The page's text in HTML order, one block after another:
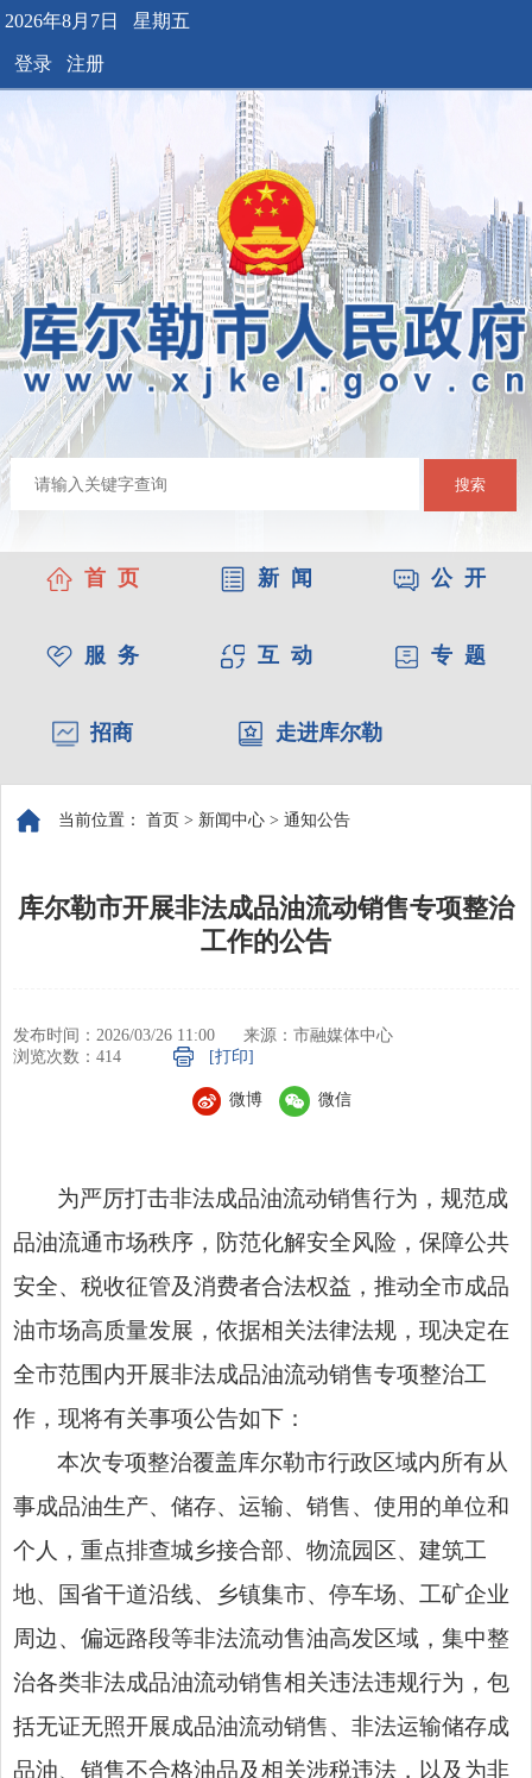
2026年8月7日 星期五
登录 注册
搜索
首 页 新 闻 公 开
服 务 互 动 专 题
招商 走进库尔勒
当前位置： 首页 > 新闻中心 > 通知公告
库尔勒市开展非法成品油流动销售专项整治
工作的公告
发布时间：2026/03/26 11:00
来源：市融媒体中心
浏览次数： 414 [打印]
微博 微信
为严厉打击非法成品油流动销售行为，规范成
品油流通市场秩序，防范化解安全风险，保障公共
安全、税收征管及消费者合法权益，推动全市成品
油市场高质量发展，依据相关法律法规，现决定在
全市范围内开展非法成品油流动销售专项整治工
作，现将有关事项公告如下：
本次专项整治覆盖库尔勒市行政区域内所有从
事成品油生产、储存、运输、销售、使用的单位和
个人，重点排查城乡接合部、物流园区、建筑工
地、国省干道沿线、乡镇集市、停车场、工矿企业
周边、偏远路段等非法流动售油高发区域，集中整
治各类非法成品油流动销售相关违法违规行为，包
括无证无照开展成品油流动销售、非法运输储存成
品油、销售不合格油品及相关涉税违法，以及为非